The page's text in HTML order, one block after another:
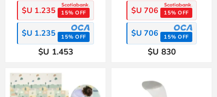
$U 1.235 15% OFF
$U 1.235 15% OFF
$U 1.453
$U 706 15% OFF
$U 706 15% OFF
$U 830